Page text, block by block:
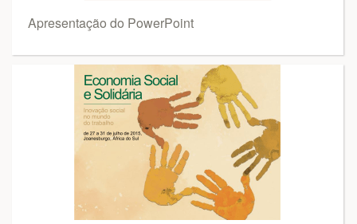
Apresentação do PowerPoint